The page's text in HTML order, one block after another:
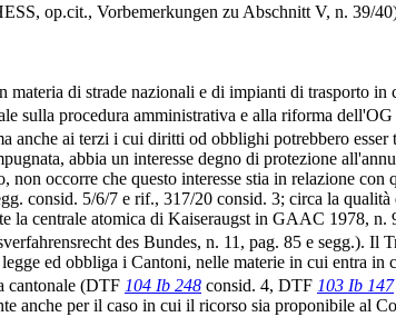
op.cit., Vorbemerkungen zu Abschnitt V, n. 39/
di strade nazionali e di impianti di trasporto
sulla procedura amministrativa e alla riforma
anche ai terzi i cui diritti od obblighi potrebbero
abbia un interesse degno di protezione
non occorre che questo interesse stia in relazione
consid. 5/6/7 e rif., 317/20 consid. 3; circa la
la centrale atomica di Kaiseraugst in GAAC 1978,
des Bundes, n. 11, pag. 85 e segg.). Il
ed obbliga i Cantoni, nelle materie in cui entra
cantonale (DTF 104 Ib 248 consid. 4, DTF 103 Ib 147
anche per il caso in cui il ricorso sia proponibile al